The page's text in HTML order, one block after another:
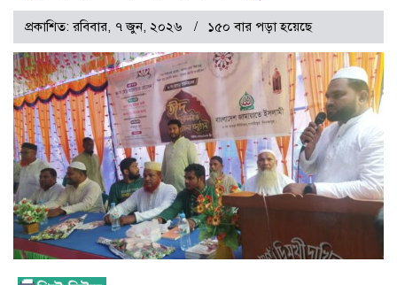
প্রকাশিত: রবিবার, ৭ জুন, ২০২৬ ১৫০ বার পড়া হয়েছে